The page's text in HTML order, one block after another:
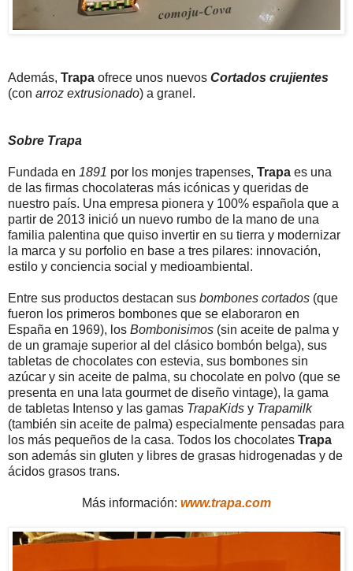
Además, Trapa ofrece unos nuevos Cortados crujientes
(con arroz extrusionado) a granel.
Sobre Trapa
Fundada en 1891 por los monjes trapenses, Trapa es una
de las firmas chocolateras más icónicas y queridas de
nuestro país. Una empresa pionera y 100% española que a
partir de 2013 inició un nuevo rumbo de la mano de una
familia palentina que quiso invertir en su tierra y modernizar
la marca y su porfolio en base a tres pilares: innovación,
estilo y conciencia social y medioambiental.
Entre sus productos destacan sus bombones cortados (que
fueron los primeros bombones que se elaboraron en
España en 1969), los Bombonisimos (sin aceite de palma y
de un gramaje superior al del clásico bombón belga), sus
tabletas de chocolates con estevia, sus bombones sin
azúcar y sin aceite de palma, su chocolate en polvo (que se
presenta en una lata gourmet de diseño vintage), la gama
de tabletas Intenso y las gamas TrapaKids y Trapamilk
(también sin aceite de palma) especialmente pensadas para
los más pequeños de la casa. Todos los chocolates Trapa
son además sin gluten y libres de grasas hidrogenadas y de
ácidos grasos trans.
Más información: www.trapa.com